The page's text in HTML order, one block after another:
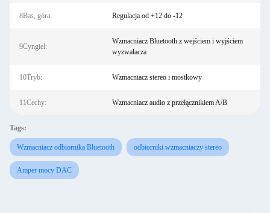
8Bas, góra: Regulacja od +12 do -12
9Cyngiel:
Wzmacniacz Bluetooth z wejściem i wyjściem
wyzwalacza
10Tryb: Wzmacniacz stereo i mostkowy
11Cechy: Wzmacniacz audio z przełącznikiem A/B
Tags:
Wzmacniacz odbiornika Bluetooth odbiorniki wzmacniaczy stereo
Amper mocy DAC